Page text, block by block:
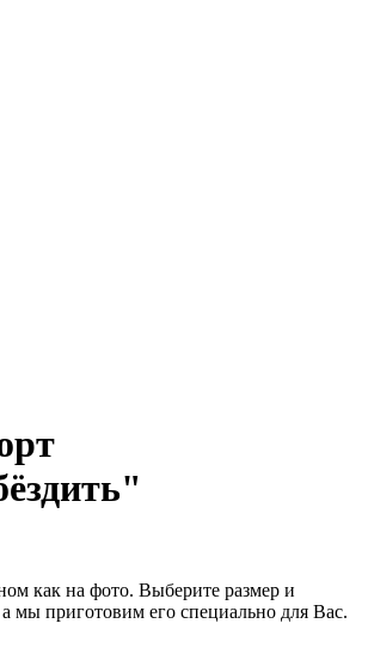
как на фото. Выберите размер и
мы приготовим его специально для Вас.